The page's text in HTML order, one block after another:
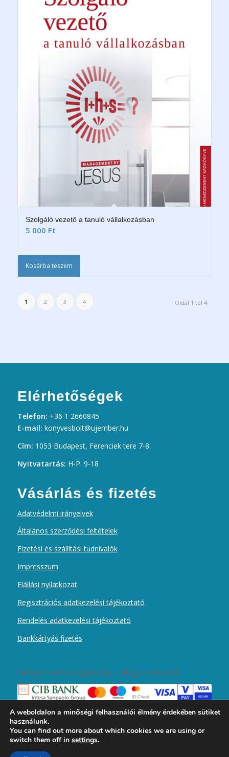
Szolgáló vezető a tanuló vállalkozásban
5 000 Ft
Kosárba teszem
Oldal 1 tól 4
1 2 3 4
Elérhetőségek
Telefon: +36 1 2660845
E-mail: konyvesbolt@ujember.hu
Cím: 1053 Budapest, Ferenciek tere 7-8.
Nyitvatartás: H-P: 9-18
Vásárlás és fizetés
Adatvédelmi irányelvek
Általános szerződési feltételek
Fizetési és szállítási tudnivalók
Impresszum
Elállási nyilatkozat
Regisztrációs adatkezelési tájékoztató
Rendelés adatkezelési tájékoztató
Bankkártyás fizetés
Kártyás fizetés szolgáltatója – Elfogadott kártyák
2019 © Copyright - Magyar Kurír Újember wobbolt -
A weboldalon a minőségi felhasználói élmény érdekében sütiket
használunk.
You can find out more about which cookies we are using or
switch them off in settings.